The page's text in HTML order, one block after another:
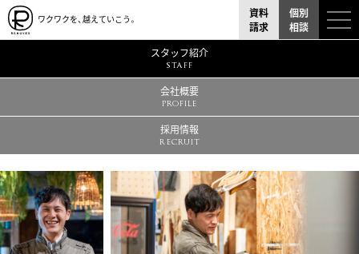
ワクワクを、越えていこう。
資料
請求
個別
相談
スタッフ紹介
STAFF
会社概要
PROFILE
採用情報
RECRUIT